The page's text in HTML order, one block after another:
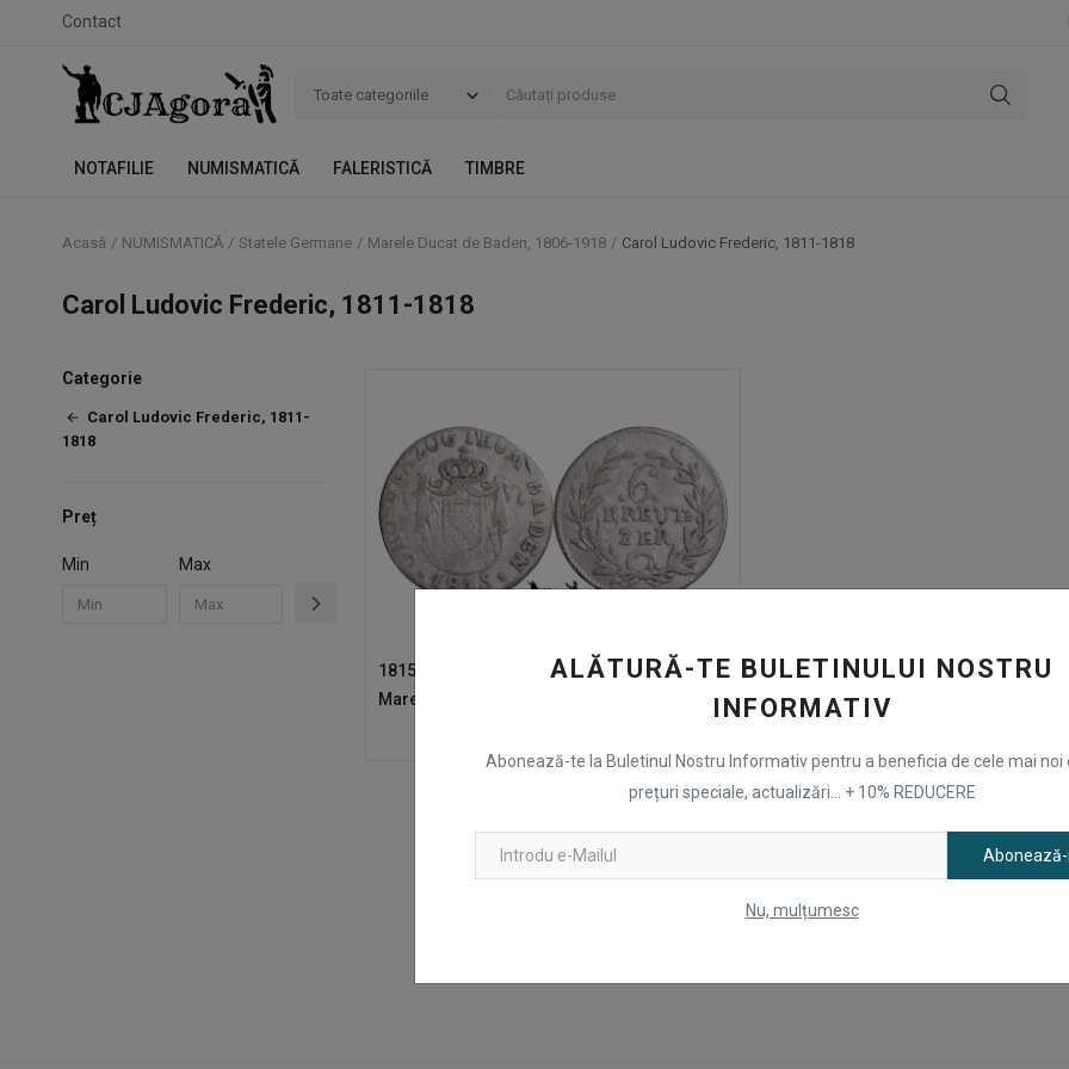
Contact
Toate categoriile
NOTAFILIE NUMISMATICĂ FALERISTICĂ TIMBRE
ALĂTURĂ-TE BULETINULUI NOSTRU
INFORMATIV
Abonează-te la Buletinul Nostru Informativ pentru a beneficia de cele mai noi
prețuri speciale, actualizări... + 10% REDUCERE
Nu, mulțumesc
Acasă NUMISMATICĂ Statele Germane Marele Ducat de Baden, 1806-1918 Carol Ludovic Frederic, 1811-1818
Carol Ludovic Frederic, 1811-1818
Categorie
Carol Ludovic Frederic, 1811-
1818
Preț
Min Max
1815, 6 Kreuzer - Carol Ludovic Frederic |
Marele Ducat de Baden | KM 168